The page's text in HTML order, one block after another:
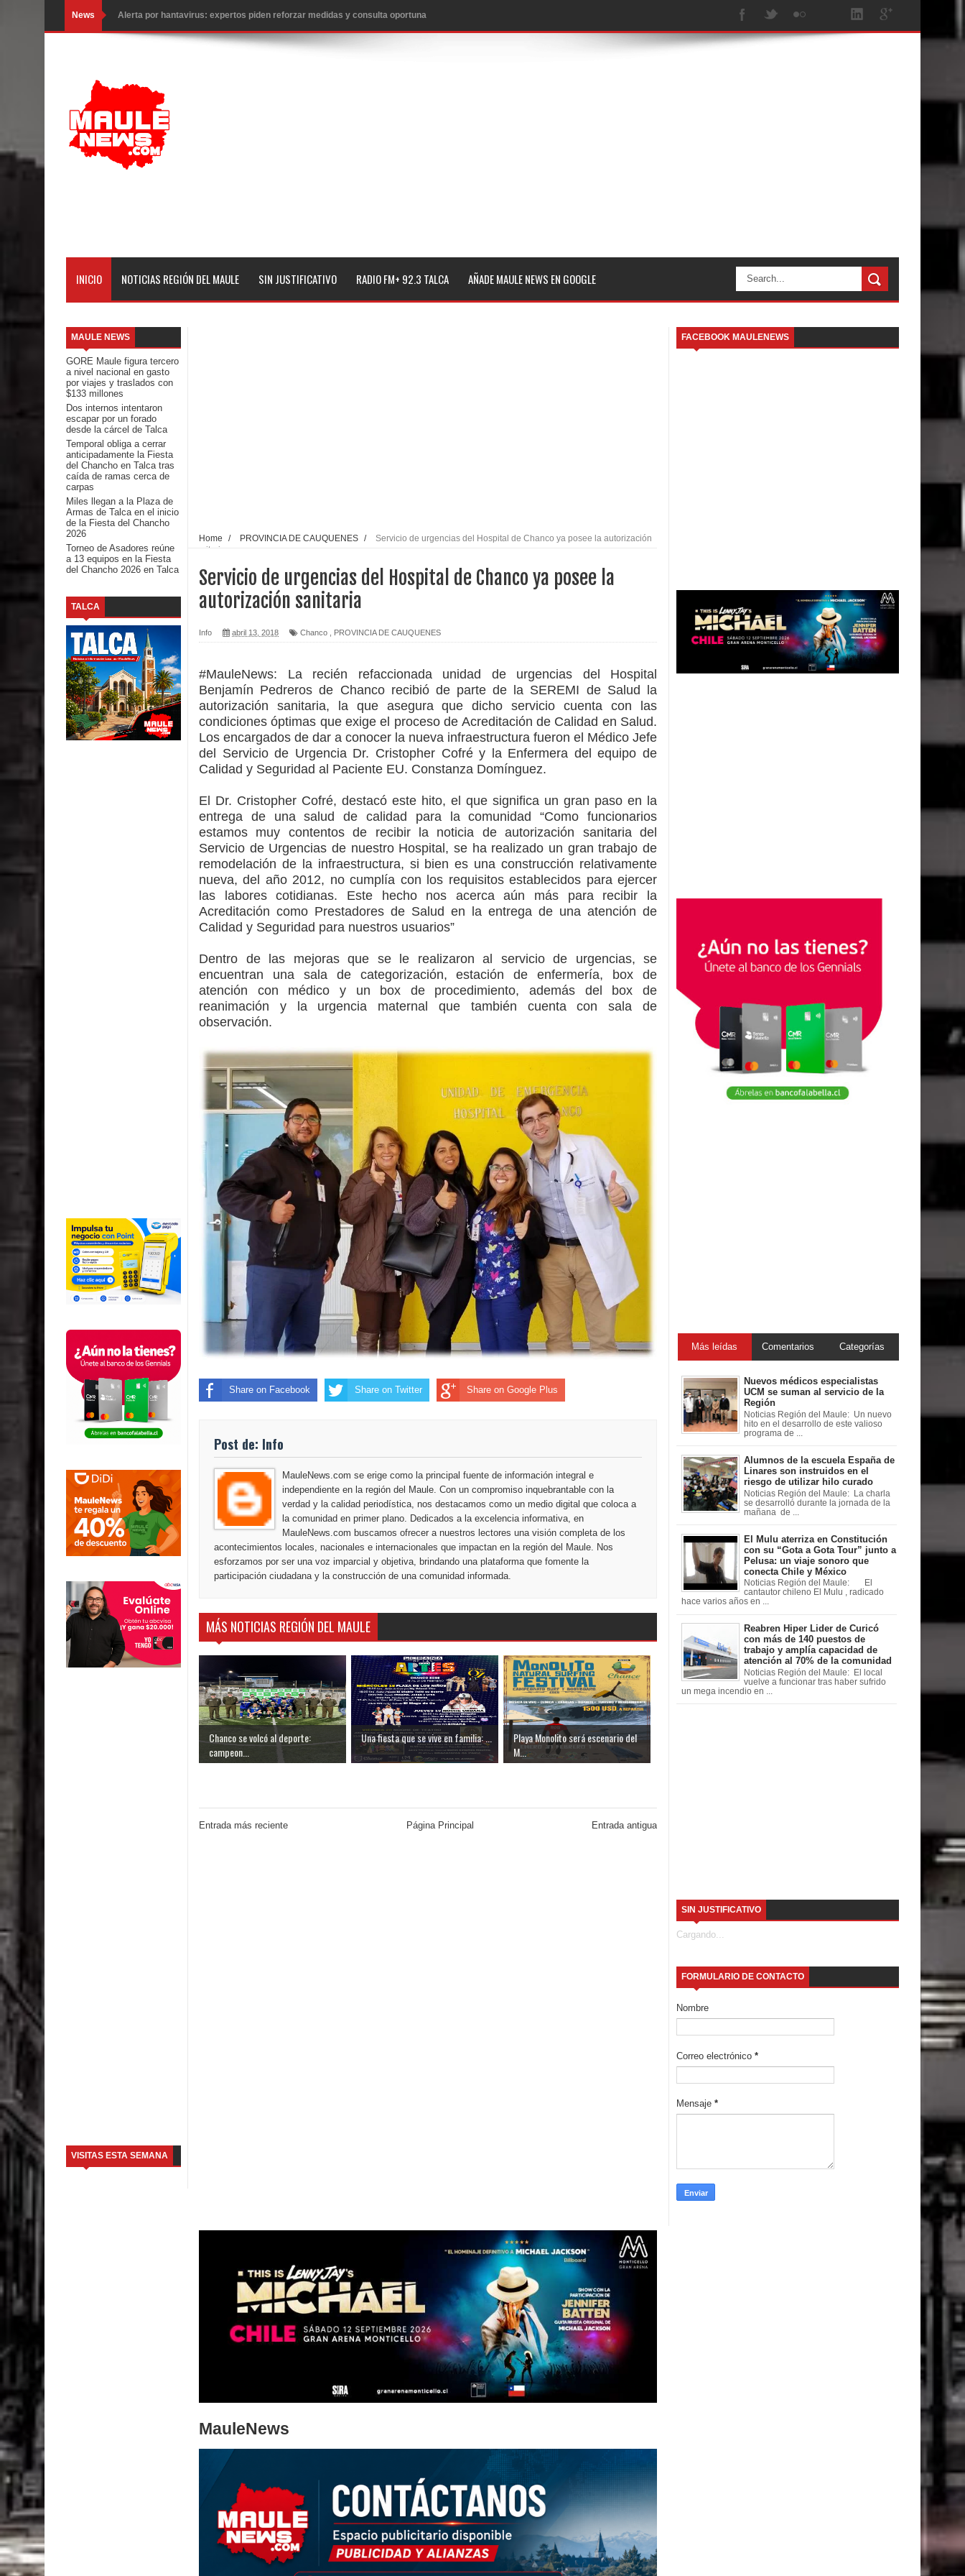
News Matrimonios Linarenses Celebraron Bodas de Oro
Departamento Comunal de Salud de Curicó desarrollará jornada de vacunación contra la Influenza y otros
Empedrado desarrolló con éxito el desafío guerreros 2026
Banda linarense Los Remembers regresa de Brasil tras impulsar un intercambio musical y pedagógico con
comunidades escolares
Seremi de Desarrollo Social y Familia mantiene despliegue para apoyar a niños y adolescentes durante la
emergencia.
Renuncia del seremi Minvu en el Maule golpea al Gobierno en medio de denuncias por viviendas sociales en
Talca
Diputado Jorge Guzmán rechaza proyecto de interconexión eléctrica en la alta cordillera del Maule por su
impacto ambiental
INDAP entregó $189 millones en incentivos a usuarios de PRODESAL de la provincia de Linares
Municipalidad de Curicó apuesta a la innovación en tecnología educativa con nuevas pantallas interactivas del
Colegio El Boldo
Seremi de Desarrollo Social y Familia lanzó en el Maule el Fondo Concursable de Promoción de Entornos
Ballet: La magia de La Cenicienta llegará al Teatro Regional del Maule en una función especial para celebrar el
Día de la Niñez
GORE Maule figura tercero a nivel nacional en gasto por viajes y traslados con $133 millones
Dos internos intentaron escapar por un forado desde la cárcel de Talca
Temporal obliga a cerrar anticipadamente la Fiesta del Chancho en Talca tras caída de ramas cerca de carpas
Miles llegan a la Plaza de Armas de Talca en el inicio de la Fiesta del Chancho 2026
Torneo de Asadores reúne a 13 equipos en la Fiesta del Chancho 2026 en Talca
Alerta por hantavirus: expertos piden reforzar medidas y consulta oportuna
INICIO NOTICIAS REGIÓN DEL MAULE SIN JUSTIFICATIVO RADIO FM+ 92.3 TALCA AÑADE MAULE NEWS EN GOOGLE
MAULE NEWS
GORE Maule figura tercero
a nivel nacional en gasto
por viajes y traslados con
$133 millones
Dos internos intentaron
escapar por un forado
desde la cárcel de Talca
Temporal obliga a cerrar
anticipadamente la Fiesta
del Chancho en Talca tras
caída de ramas cerca de
carpas
Miles llegan a la Plaza de
Armas de Talca en el inicio
de la Fiesta del Chancho
2026
Torneo de Asadores reúne
a 13 equipos en la Fiesta
del Chancho 2026 en Talca
TALCA
VISITAS ESTA SEMANA
Home / PROVINCIA DE CAUQUENES /
Servicio de urgencias del Hospital de Chanco ya posee la autorización
sanitaria
Servicio de urgencias del Hospital de Chanco ya posee la
autorización sanitaria
Info abril 13, 2018 Chanco PROVINCIA DE CAUQUENES
#MauleNews: La recién refaccionada unidad de urgencias del Hospital
Benjamín Pedreros de Chanco recibió de parte de la SEREMI de Salud la
autorización sanitaria, la que asegura que dicho servicio cuenta con las
condiciones óptimas que exige el proceso de Acreditación de Calidad en Salud.
Los encargados de dar a conocer la nueva infraestructura fueron el Médico Jefe
del Servicio de Urgencia Dr. Cristopher Cofré y la Enfermera del equipo de
Calidad y Seguridad al Paciente EU. Constanza Domínguez.
El Dr. Cristopher Cofré, destacó este hito, el que significa un gran paso en la
entrega de una salud de calidad para la comunidad “Como funcionarios
estamos muy contentos de recibir la noticia de autorización sanitaria del
Servicio de Urgencias de nuestro Hospital, se ha realizado un gran trabajo de
remodelación de la infraestructura, si bien es una construcción relativamente
nueva, del año 2012, no cumplía con los requisitos establecidos para ejercer
las labores cotidianas. Este hecho nos acerca aún más para recibir la
Acreditación como Prestadores de Salud en la entrega de una atención de
Calidad y Seguridad para nuestros usuarios”
Dentro de las mejoras que se le realizaron al servicio de urgencias, se
encuentran una sala de categorización, estación de enfermería, box de
atención con médico y un box de procedimiento, además del box de
reanimación y la urgencia maternal que también cuenta con sala de
observación.
Share on Facebook Share on Twitter Share on Google Plus
Post de: Info
MauleNews.com se erige como la principal fuente de información integral e
independiente en la región del Maule. Con un compromiso inquebrantable con la
verdad y la calidad periodística, nos destacamos como un medio digital que coloca a
la comunidad en primer plano. Dedicados a la excelencia informativa, en
MauleNews.com buscamos ofrecer a nuestros lectores una visión completa de los
acontecimientos locales, nacionales e internacionales que impactan en la región del Maule. Nos
esforzamos por ser una voz imparcial y objetiva, brindando una plataforma que fomente la
participación ciudadana y la construcción de una comunidad informada.
MÁS NOTICIAS REGIÓN DEL MAULE
Chanco se volcó al deporte:
campeon...
Una fiesta que se vive en familia: ...
Playa Monolito será escenario del
M...
Entrada más reciente Entrada antigua
Página Principal
MauleNews
FACEBOOK MAULENEWS
Más leídas Comentarios Categorías
Nuevos médicos especialistas
UCM se suman al servicio de la
Región
Noticias Región del Maule: Un nuevo
hito en el desarrollo de este valioso
programa de ...
Alumnos de la escuela España de
Linares son instruidos en el
riesgo de utilizar hilo curado
Noticias Región del Maule: La charla
se desarrolló durante la jornada de la
mañana de ...
El Mulu aterriza en Constitución
con su “Gota a Gota Tour” junto a
Pelusa: un viaje sonoro que
conecta Chile y México
Noticias Región del Maule: El
cantautor chileno El Mulu , radicado
hace varios años en ...
Reabren Hiper Lider de Curicó
con más de 140 puestos de
trabajo y amplía capacidad de
atención al 70% de la comunidad
Noticias Región del Maule: El local
vuelve a funcionar tras haber sufrido
un mega incendio en ...
SIN JUSTIFICATIVO
Cargando...
FORMULARIO DE CONTACTO
Nombre
Correo electrónico *
Mensaje *